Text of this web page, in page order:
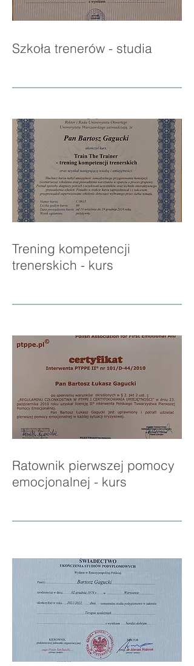
Szkoła trenerów - studia
Trening kompetencji
trenerskich - kurs
Ratownik pierwszej pomocy
emocjonalnej - kurs